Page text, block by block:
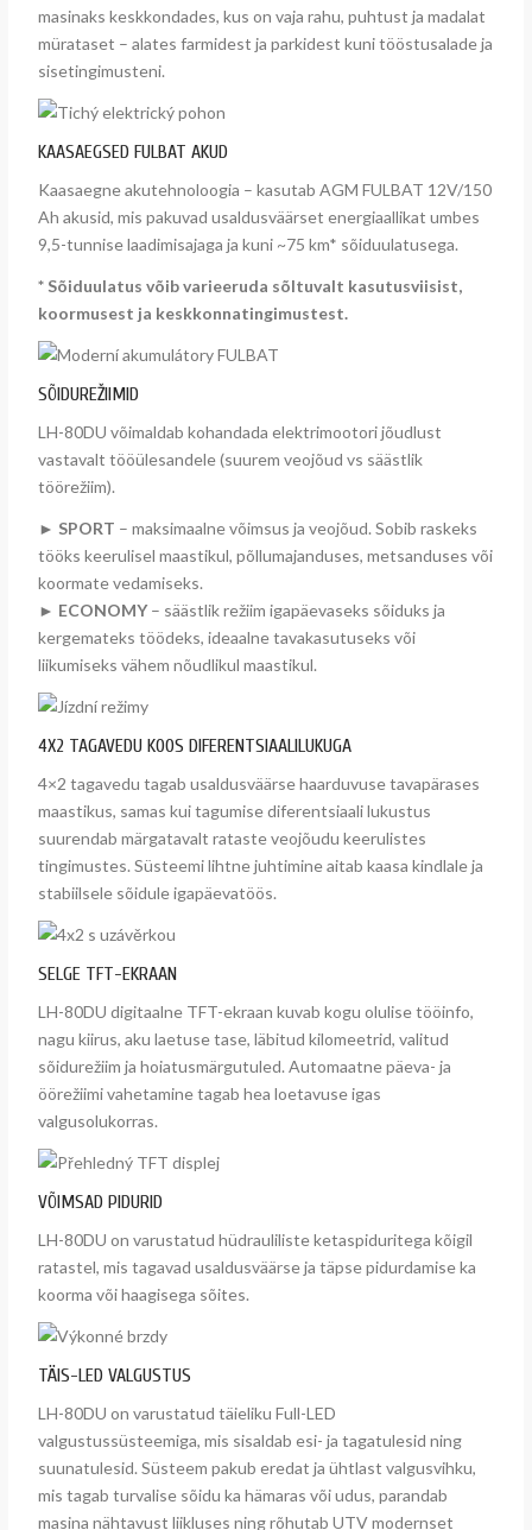
masinaks keskkondades, kus on vaja rahu, puhtust ja madalat
mürataset – alates farmidest ja parkidest kuni tööstusalade ja
sisetingimusteni.
KAASAEGSED FULBAT AKUD
Kaasaegne akutehnoloogia – kasutab AGM FULBAT 12V/150
Ah akusid, mis pakuvad usaldusväärset energiaallikat umbes
9,5-tunnise laadimisajaga ja kuni ~75 km* sõiduulatusega.
* Sõiduulatus võib varieeruda sõltuvalt kasutusviisist,
koormusest ja keskkonnatingimustest.
SÕIDUREŽIIMID
LH-80DU võimaldab kohandada elektrimootori jõudlust
vastavalt tööülesandele (suurem veojõud vs säästlik
töörežiim).
► SPORT – maksimaalne võimsus ja veojõud. Sobib raskeks
tööks keerulisel maastikul, põllumajanduses, metsanduses või
koormate vedamiseks.
► ECONOMY– säästlik režiim igapäevaseks sõiduks ja
kergemateks töödeks, ideaalne tavakasutuseks või
liikumiseks vähem nõudlikul maastikul.
4X2 TAGAVEDU KOOS DIFERENTSIAALILUKUGA
4×2 tagavedu tagab usaldusväärse haarduvuse tavapärases
maastikus, samas kui tagumise diferentsiaali lukustus
suurendab märgatavalt rataste veojõudu keerulistes
tingimustes. Süsteemi lihtne juhtimine aitab kaasa kindlale ja
stabiilsele sõidule igapäevatöös.
SELGE TFT-EKRAAN
LH-80DU digitaalne TFT-ekraan kuvab kogu olulise tööinfo,
nagu kiirus, aku laetuse tase, läbitud kilomeetrid, valitud
sõidurežiim ja hoiatusmärgutuled. Automaatne päeva- ja
öörežiimi vahetamine tagab hea loetavuse igas
valgusolukorras.
VÕIMSAD PIDURID
LH-80DU on varustatud hüdrauliliste ketaspiduritega kõigil
ratastel, mis tagavad usaldusväärse ja täpse pidurdamise ka
koorma või haagisega sõites.
TÄIS-LED VALGUSTUS
LH-80DU on varustatud täieliku Full-LED
valgustussüsteemiga, mis sisaldab esi- ja tagatulesid ning
suunatulesid. Süsteem pakub eredat ja ühtlast valgusvihku,
mis tagab turvalise sõidu ka hämaras või udus, parandab
masina nähtavust liikluses ning rõhutab UTV modernset